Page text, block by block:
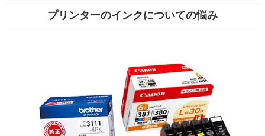
プリンターのインクについての悩み